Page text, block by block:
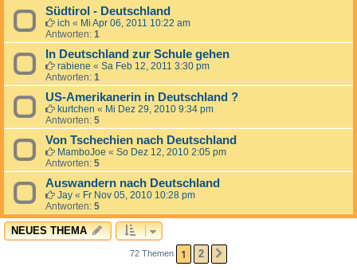
Südtirol - Deutschland
ich « Mi Apr 06, 2011 10:22 am
Antworten: 1
In Deutschland zur Schule gehen
rabiene « Sa Feb 12, 2011 3:30 pm
Antworten: 1
US-Amerikanerin in Deutschland ?
kurtchen « Mi Dez 29, 2010 9:34 pm
Antworten: 5
Von Tschechien nach Deutschland
MamboJoe « So Dez 12, 2010 2:05 pm
Antworten: 5
Auswandern nach Deutschland
Jay « Fr Nov 05, 2010 10:28 pm
Antworten: 5
NEUES THEMA
72 Themen 1 2